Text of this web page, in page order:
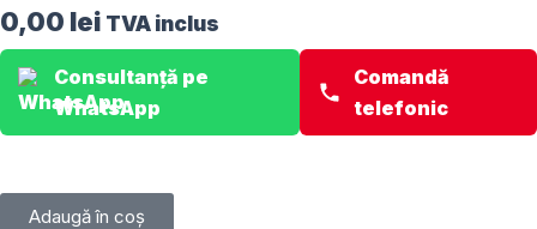
0,00 lei TVA inclus
Consultanță pe
WhatsApp
Comandă
telefonic
Adaugă în coș